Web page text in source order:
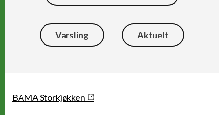
Varsling Aktuelt
Snarveier
BAMA Storkjøkken